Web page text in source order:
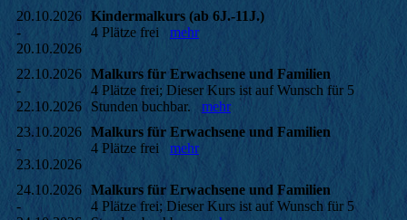
20.10.2026
-
20.10.2026
Kindermalkurs (ab 6J.-11J.)
4 Plätze frei mehr
22.10.2026
-
22.10.2026
Malkurs für Erwachsene und Familien
4 Plätze frei; Dieser Kurs ist auf Wunsch für 5
Stunden buchbar. mehr
23.10.2026
-
23.10.2026
Malkurs für Erwachsene und Familien
4 Plätze frei mehr
24.10.2026
-
Malkurs für Erwachsene und Familien
4 Plätze frei; Dieser Kurs ist auf Wunsch für 5